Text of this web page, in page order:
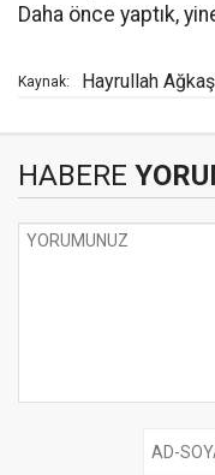
Daha önce yaptık,
Kaynak: Hayrullah Ağkaş
HABERE